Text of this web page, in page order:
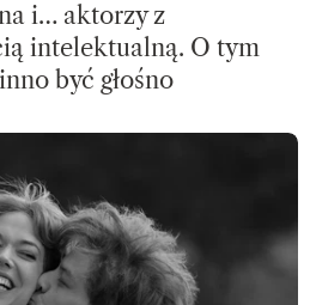
i… aktorzy z
intelektualną. O tym
być głośno